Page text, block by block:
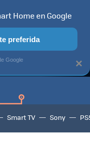
OFERTAS EN
Smart TV Sony
×
Home en Google
preferida
Google